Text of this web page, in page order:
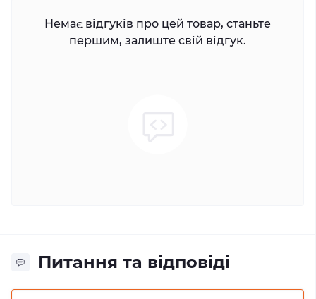
Немає відгуків про цей товар, станьте
першим, залиште свій відгук.
Питання та відповіді